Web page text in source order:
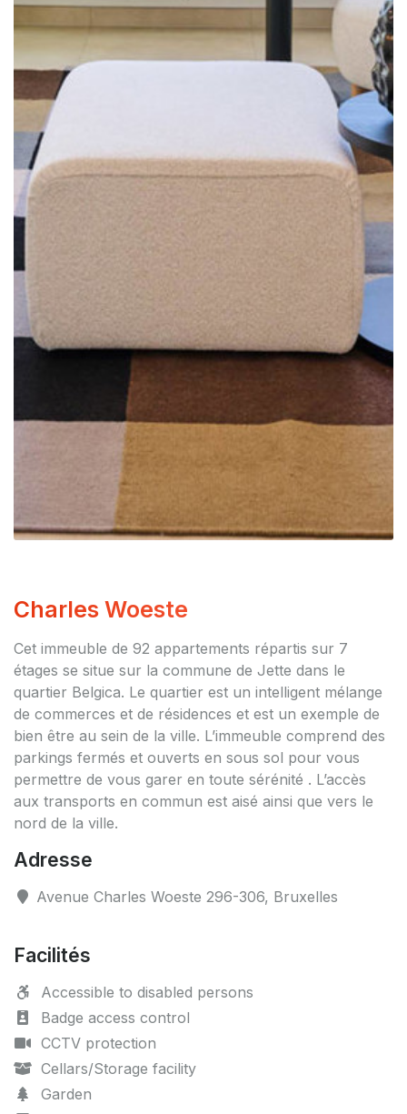
Charles Woeste
Cet immeuble de 92 appartements répartis sur 7
étages se situe sur la commune de Jette dans le
quartier Belgica. Le quartier est un intelligent mélange
de commerces et de résidences et est un exemple de
bien être au sein de la ville. L’immeuble comprend des
parkings fermés et ouverts en sous sol pour vous
permettre de vous garer en toute sérénité . L’accès
aux transports en commun est aisé ainsi que vers le
nord de la ville.
Adresse
Avenue Charles Woeste 296-306, Bruxelles
Facilités
Accessible to disabled persons
Badge access control
CCTV protection
Cellars/Storage facility
Garden